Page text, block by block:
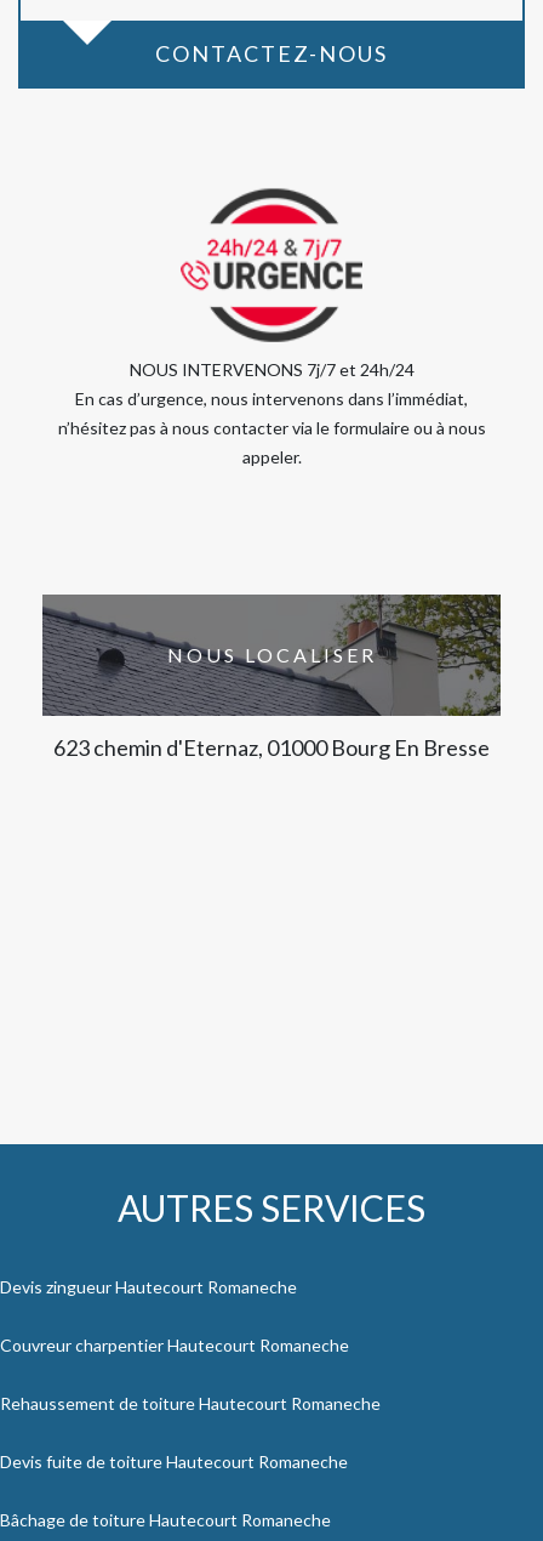
CONTACTEZ-NOUS
NOUS INTERVENONS 7j/7 et 24h/24
En cas d’urgence, nous intervenons dans l’immédiat,
n’hésitez pas à nous contacter via le formulaire ou à nous
appeler.
NOUS LOCALISER
623 chemin d'Eternaz, 01000 Bourg En Bresse
AUTRES SERVICES
Devis zingueur Hautecourt Romaneche
Couvreur charpentier Hautecourt Romaneche
Rehaussement de toiture Hautecourt Romaneche
Devis fuite de toiture Hautecourt Romaneche
Bâchage de toiture Hautecourt Romaneche